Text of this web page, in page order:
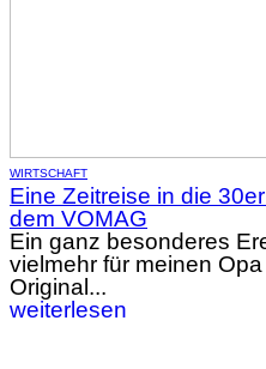
WIRTSCHAFT
Eine Zeitreise in die
dem VOMAG
Ein ganz besonderes
vielmehr für meinen
Original...
weiterlesen